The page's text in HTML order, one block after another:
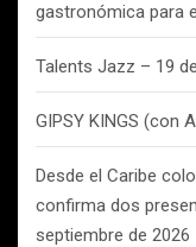
gastronómica para
Talents Jazz – 19
GIPSY KINGS (con
Desde el Caribe
confirma dos
septiembre de 2026